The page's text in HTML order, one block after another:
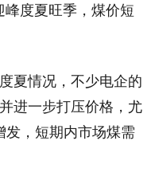
度夏旺季，煤价短
夏情况，不少电企的
进一步打压价格，尤
发，短期内市场煤需